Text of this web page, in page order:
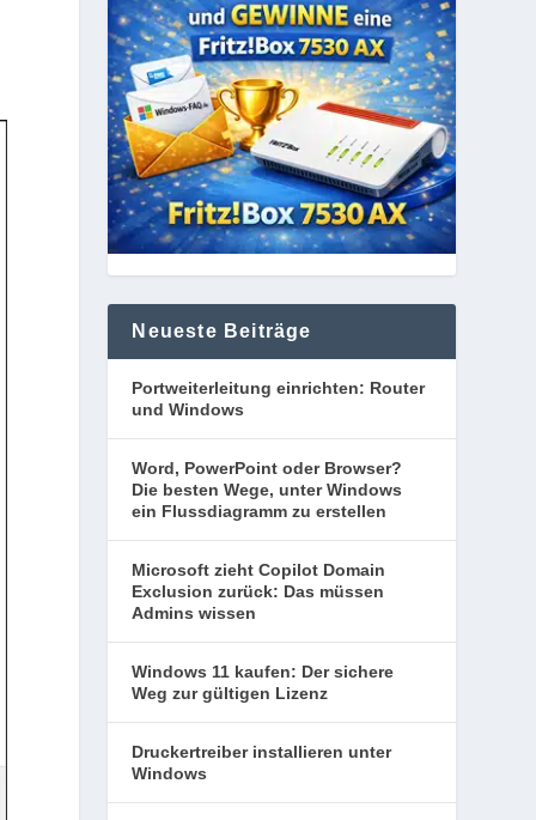
Neueste Beiträge
Portweiterleitung einrichten: Router
und Windows
Word, PowerPoint oder Browser?
Die besten Wege, unter Windows
ein Flussdiagramm zu erstellen
Microsoft zieht Copilot Domain
Exclusion zurück: Das müssen
Admins wissen
Windows 11 kaufen: Der sichere
Weg zur gültigen Lizenz
Druckertreiber installieren unter
Windows